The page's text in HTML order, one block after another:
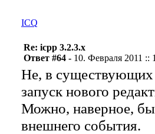
ICQ
Re: icpp 3.2.3.x
Ответ #64 - 10. Февраля 2011 ::
Не, в существующих
запуск нового
Можно, наверное,
внешнего события.